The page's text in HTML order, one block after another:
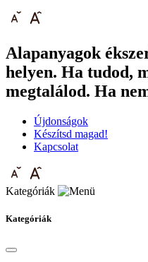
Alapanyagok
helyen. Ha tudod,
megtalálod. Ha
Újdonságok
Készítsd magad!
Kapcsolat
Kategóriák
Kategóriák